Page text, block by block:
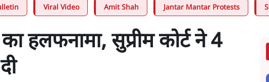
Viral Video Amit Shah Jantar Mantar Protests
हलफनामा, सुप्रीम कोर्ट ने 4